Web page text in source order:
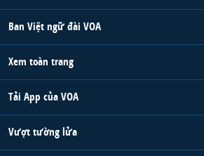
Ban Việt ngữ đài VOA
Xem toàn trang
Tải App của VOA
Vượt tường lửa